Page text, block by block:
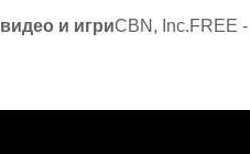
и игриCBN, Inc.FREE -